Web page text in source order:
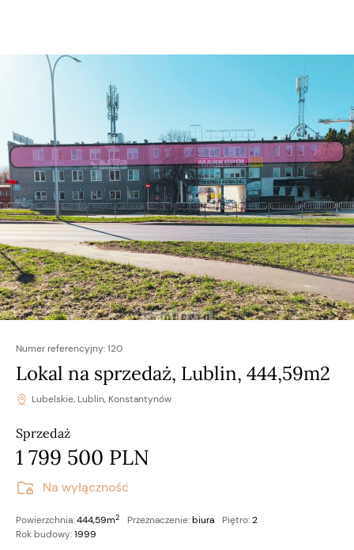
Na wyłączność
Numer referencyjny:120
Lokal na sprzedaż, Lublin, 444,59m2
Lubelskie, Lublin, Konstantynów
Sprzedaż
1 799 500 PLN
Powierzchnia:444,59m2 Przeznaczenie:biura Piętro:2
Rok budowy:1999